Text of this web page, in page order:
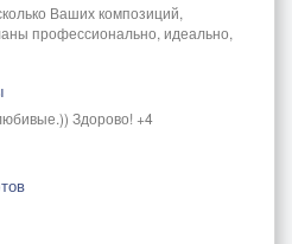
Ваших композиций,
профессионально, идеально,
Здорово! +4